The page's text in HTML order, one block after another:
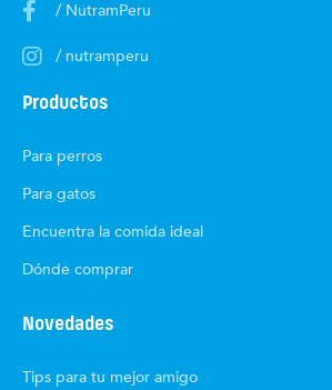
/ NutramPeru
/ nutramperu
Productos
Para perros
Para gatos
Encuentra la comida ideal
Dónde comprar
Novedades
Tips para tu mejor amigo